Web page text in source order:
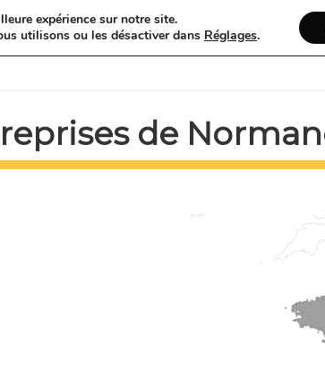
de
expérience sur notre site.
utilisons ou les désactiver dans Réglages.